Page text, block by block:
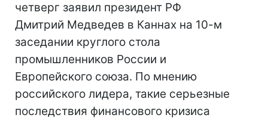
четверг заявил президент РФ
Дмитрий Медведев в Каннах на 10-м
заседании круглого стола
промышленников России и
Европейского союза. По мнению
российского лидера, такие серьезные
последствия финансового кризиса